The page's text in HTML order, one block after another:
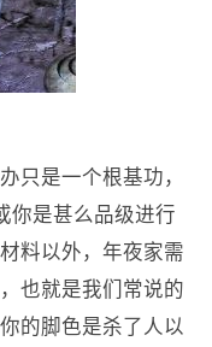
只是一个根基功，
你是甚么品级进行
料以外，年夜家需
也就是我们常说的
的脚色是杀了人以